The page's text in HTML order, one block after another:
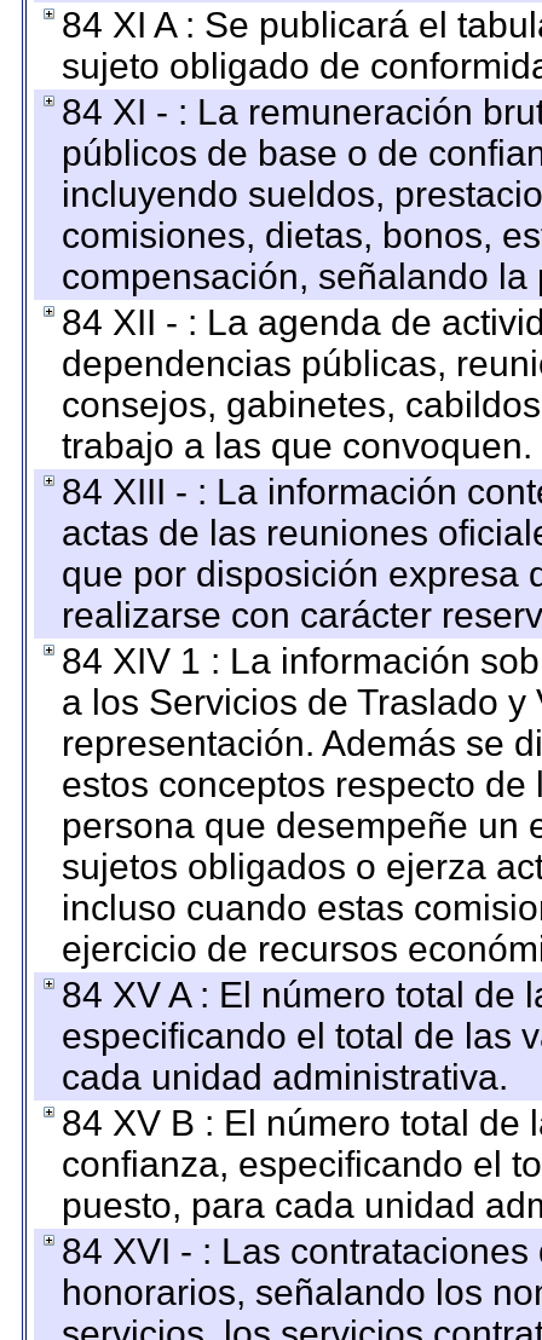
84 XI A : Se publicará el
sujeto obligado de
84 XI - : La remuneración
públicos de base o de
incluyendo sueldos,
comisiones, dietas, bonos,
compensación, señalando
84 XII - : La agenda de
dependencias públicas,
consejos, gabinetes,
trabajo a las que convoquen.
84 XIII - : La información
actas de las reuniones
que por disposición expresa
realizarse con carácter
84 XIV 1 : La información
a los Servicios de Traslado
representación. Además se
estos conceptos respecto
persona que desempeñe un
sujetos obligados o ejerza
incluso cuando estas
ejercicio de recursos
84 XV A : El número total de
especificando el total de las
cada unidad administrativa.
84 XV B : El número total de
confianza, especificando el
puesto, para cada unidad
84 XVI - : Las
honorarios, señalando los